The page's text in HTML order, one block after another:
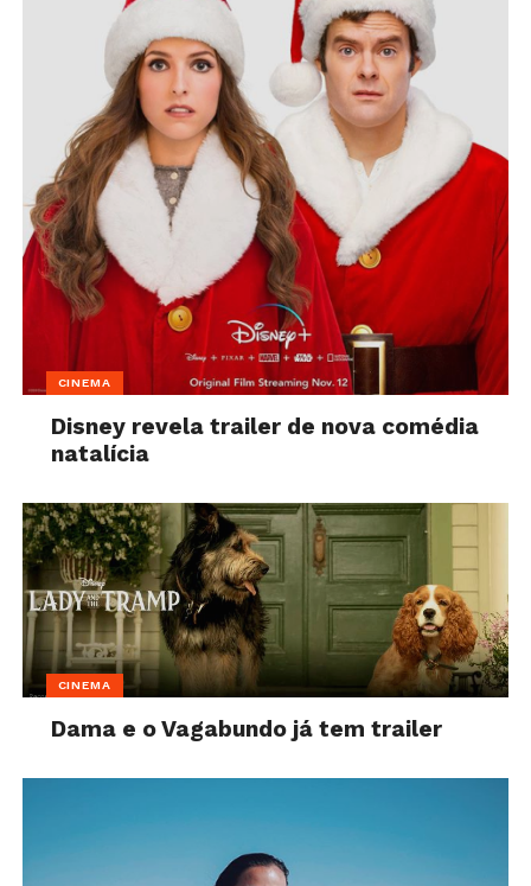
CINEMA
Disney revela trailer de nova comédia
natalícia
CINEMA
Dama e o Vagabundo já tem trailer